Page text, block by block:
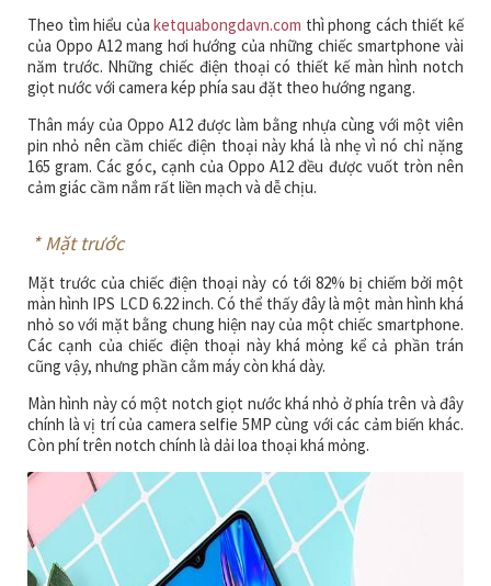
Theo tìm hiểu củaketquabongdavn.com thì phong cách thiết kế
của Oppo A12 mang hơi hướng của những chiếc smartphone vài
năm trước. Những chiếc điện thoại có thiết kế màn hình notch
giọt nước với camera kép phía sau đặt theo hướng ngang.
Thân máy của Oppo A12 được làm bằng nhựa cùng với một viên
pin nhỏ nên cầm chiếc điện thoại này khá là nhẹ vì nó chỉ nặng
165 gram. Các góc, cạnh của Oppo A12 đều được vuốt tròn nên
cảm giác cầm nắm rất liền mạch và dễ chịu.
* Mặt trước
Mặt trước của chiếc điện thoại này có tới 82% bị chiếm bởi một
màn hình IPS LCD 6.22 inch. Có thể thấy đây là một màn hình khá
nhỏ so với mặt bằng chung hiện nay của một chiếc smartphone.
Các cạnh của chiếc điện thoại này khá mỏng kể cả phần trán
cũng vậy, nhưng phần cằm máy còn khá dày.
Màn hình này có một notch giọt nước khá nhỏ ở phía trên và đây
chính là vị trí của camera selfie 5MP cùng với các cảm biến khác.
Còn phí trên notch chính là dải loa thoại khá mỏng.